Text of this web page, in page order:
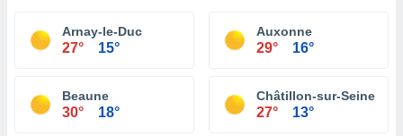
Arnay-le-Duc
27° 15°
Auxonne
29° 16°
Beaune
30° 18°
Châtillon-sur-Seine
27° 13°